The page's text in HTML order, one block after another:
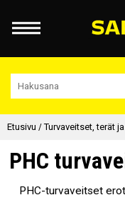
Etusivu /Turvaveitset, terät
PHC
PHC-turvaveitset